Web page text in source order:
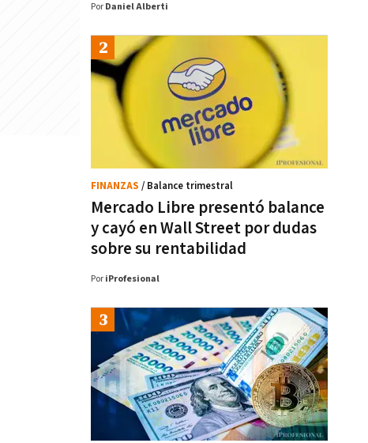
Por Daniel Alberti
Mercado Libre presentó balance
y cayó en Wall Street por dudas
sobre su rentabilidad
FINANZAS / Balance trimestral
Por iProfesional